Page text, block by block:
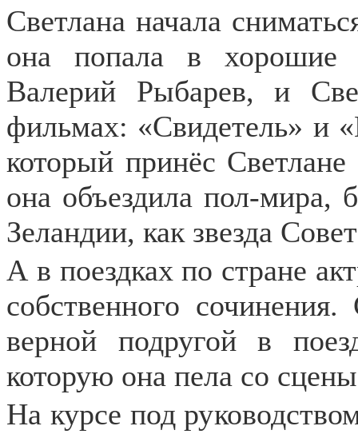
Светлана начала
она попала в хорошие
Валерий Рыбарев, и
фильмах: «Свидетель» и
который принёс
она объездила пол-
Зеландии, как звезда
А в поездках по стране
собственного
верной подругой в
которую она пела со
На курсе под